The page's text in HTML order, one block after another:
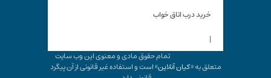
خرید درب اتاق خواب
|
تمام حقوق مادی و معنوی این وب سایت
متعلق به «کیان آنلاین» است و استفاده غیر قانونی از آن پیگرد